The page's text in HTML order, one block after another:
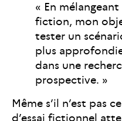
« En
fiction, mon
tester un
plus
dans une
prospective. »
Même s’il n’est pas
d’essai fictionnel